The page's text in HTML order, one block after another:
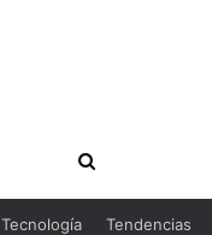
Buscar
por
Tecnología Tendencias